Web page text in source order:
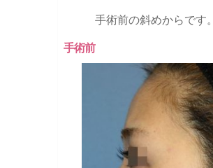
手術前の斜めからです。
手術前